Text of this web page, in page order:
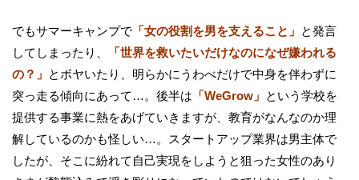
でもサマーキャンプで 「女の役割を男を支えること」 と発言
してしまったり、
「世界を救いたいだけなのになぜ嫌われる
の？」 とボヤいたり、明らかにうわべだけで中身を伴わずに
突っ走る傾向にあって…。後半は 「WeGrow」 という学校を
提供する事業に熱をあげていきますが、教育がなんなのか理
解しているのかも怪しい…。スタートアップ業界は男主体で
したが、そこに紛れて自己実現をしようと狙った女性のあり